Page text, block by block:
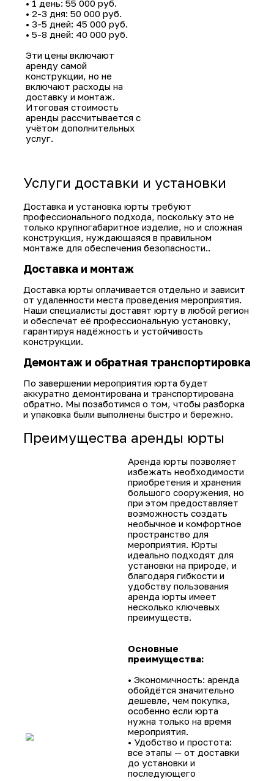
• 3-5 дней: 30 000 руб.
• 5-8 дней: 25 000 руб.
метров (площадь 28
кв.м)
• 1 день: 45 000 руб.
• 2-3 дня: 40 000 руб.
• 3-5 дней: 35 000 руб.
• 5-8 дней: 30 000 руб.
метров (площадь 50
кв.м)
• 1 день: 55 000 руб.
• 2-3 дня: 50 000 руб.
• 3-5 дней: 45 000 руб.
• 5-8 дней: 40 000 руб.
аренду самой
конструкции, но не
включают расходы на
доставку и монтаж.
Итоговая стоимость
аренды рассчитывается с
учётом дополнительных
услуг.
Услуги доставки и
Доставка и установка юрты требуют
профессионального подхода, поскольку
только крупногабаритное изделие, но и
конструкция, нуждающаяся в правильном
монтаже для обеспечения безопасности..
Доставка и монтаж
Доставка юрты оплачивается отдельно и
от удаленности места проведения
Наши специалисты доставят юрту в любой
и обеспечат её профессиональную
гарантируя надёжность и устойчивость
Демонтаж и обратная
По завершении мероприятия юрта будет
аккуратно демонтирована и
обратно. Мы позаботимся о том, чтобы
и упаковка были выполнены быстро и
Преимущества аренды